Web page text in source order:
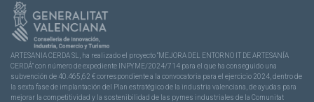
ARTESANIA CERDA SL, ha realizado el proyecto “MEJORA DEL ENTORNO IT DE ARTESANÍA
CERDÁ” con número de expediente INPYME/2024/714 para el que ha conseguido una
subvención de 40.465,62 € correspondiente a la convocatoria para el ejercicio 2024, dentro de
la sexta fase de implantación del Plan estratégico de la industria valenciana, de ayudas para
mejorar la competitividad y la sostenibilidad de las pymes industriales de la Comunitat